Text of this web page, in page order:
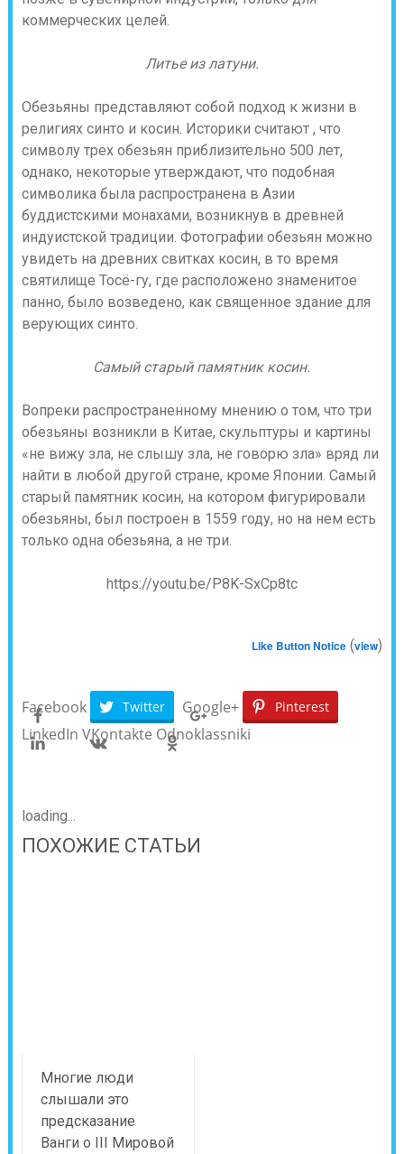
коммерческих целей.
Литье из латуни.
Обезьяны представляют собой подход к жизни в
религиях синто и косин. Историки считают , что
символу трех обезьян приблизительно 500 лет,
однако, некоторые утверждают, что подобная
символика была распространена в Азии
буддистскими монахами, возникнув в древней
индуистской традиции. Фотографии обезьян можно
увидеть на древних свитках косин, в то время
святилище Тосё-гу, где расположено знаменитое
панно, было возведено, как священное здание для
верующих синто.
Самый старый памятник косин.
Вопреки распространенному мнению о том, что три
обезьяны возникли в Китае, скульптуры и картины
«не вижу зла, не слышу зла, не говорю зла» вряд ли
найти в любой другой стране, кроме Японии. Самый
старый памятник косин, на котором фигурировали
обезьяны, был построен в 1559 году, но на нем есть
только одна обезьяна, а не три.
https://youtu.be/P8K-SxCp8tc
Like Button Notice (view)
Facebook Twitter Google+ Pinterest
LinkedIn VKontakte Odnoklassniki
loading...
ПОХОЖИЕ СТАТЬИ
Многие люди
слышали это
предсказание
Ванги о III Мировой